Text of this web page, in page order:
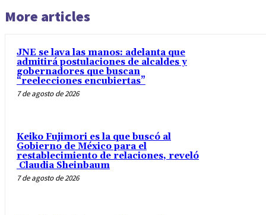
More articles
JNE se lava las manos: adelanta que
admitirá postulaciones de alcaldes y
gobernadores que buscan
“reelecciones encubiertas”
7 de agosto de 2026
Keiko Fujimori es la que buscó al
Gobierno de México para el
restablecimiento de relaciones, reveló
Claudia Sheinbaum
7 de agosto de 2026